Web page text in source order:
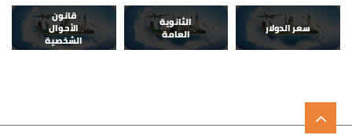
سعر الدولار
الثانوية
العامة
قانون
الأحوال
الشخصية